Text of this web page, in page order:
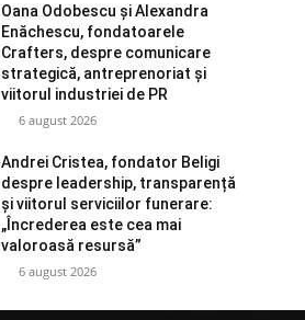
Oana Odobescu și Alexandra
Enăchescu, fondatoarele
Crafters, despre comunicare
strategică, antreprenoriat și
viitorul industriei de PR
6 august 2026
Andrei Cristea, fondator Beligi
despre leadership, transparență
și viitorul serviciilor funerare:
„Încrederea este cea mai
valoroasă resursă”
6 august 2026